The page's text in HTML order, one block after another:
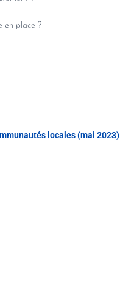
en place ?
locales (mai 2023)